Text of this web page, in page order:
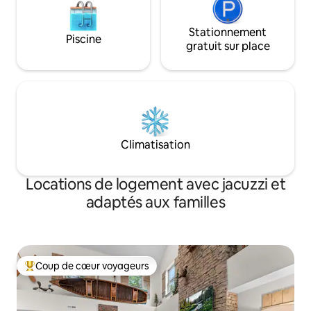
Piscine
Stationnement
gratuit sur place
Climatisation
Locations de logement avec jacuzzi et
adaptés aux familles
Coups de cœur voyageurs les plus appréciés
Coup de cœur voyageurs